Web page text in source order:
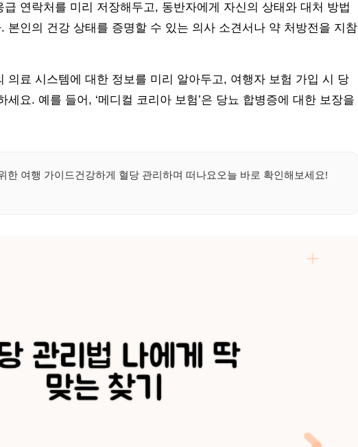
연락처를 미리 저장해두고, 동반자에게 자신의 상태와 대처 방법
본인의 건강 상태를 증명할 수 있는 의사 소견서나 약 처방전을 지참
의료 시스템에 대한 정보를 미리 알아두고, 여행자 보험 가입 시 당
세요. 예를 들어, ‘메디컬 코리아 보험’은 당뇨 합병증에 대한 보장을
한 여행 가이드건강하게 혈당 관리하며 떠나요오늘 바로 확인해보세요!